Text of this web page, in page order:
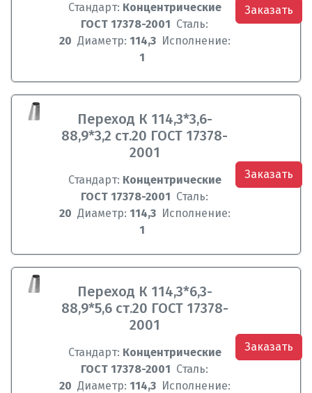
Стандарт: Концентрические
ГОСТ 17378-2001 Сталь:
20 Диаметр: 114,3 Исполнение:
1
Заказать
Переход К 114,3*3,6-
88,9*3,2 ст.20 ГОСТ 17378-
2001
Стандарт: Концентрические
ГОСТ 17378-2001 Сталь:
20 Диаметр: 114,3 Исполнение:
1
Заказать
Переход К 114,3*6,3-
88,9*5,6 ст.20 ГОСТ 17378-
2001
Стандарт: Концентрические
ГОСТ 17378-2001 Сталь:
20 Диаметр: 114,3 Исполнение:
Заказать